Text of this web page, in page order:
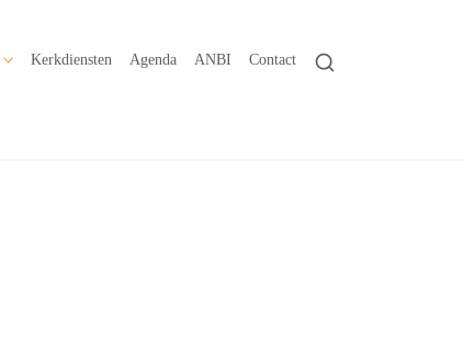
Kerkdiensten Agenda ANBI Contact